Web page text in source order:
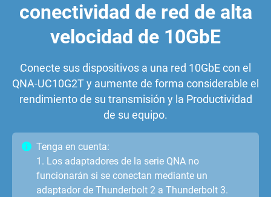
conectividad de red de alta
velocidad de 10GbE
Conecte sus dispositivos a una red 10GbE con el
QNA-UC10G2T y aumente de forma considerable el
rendimiento de su transmisión y la Productividad
de su equipo.
Tenga en cuenta:
1. Los adaptadores de la serie QNA no
funcionarán si se conectan mediante un
adaptador de Thunderbolt 2 a Thunderbolt 3.